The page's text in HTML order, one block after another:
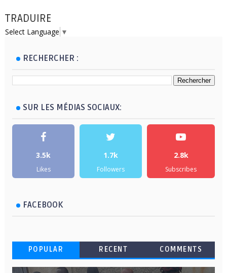
TRADUIRE
Select Language ▼
RECHERCHER :
SUR LES MÉDIAS SOCIAUX:
3.5k
Likes
1.7k
Followers
2.8k
Subscribes
FACEBOOK
POPULAR RECENT COMMENTS